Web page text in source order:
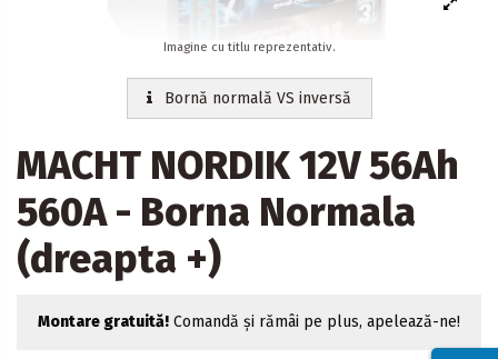
Imagine cu titlu reprezentativ.
Bornă normală VS inversă
MACHT NORDIK 12V 56Ah
560A - Borna Normala
(dreapta +)
Montare gratuită! Comandă și rămâi pe plus, apelează-ne!